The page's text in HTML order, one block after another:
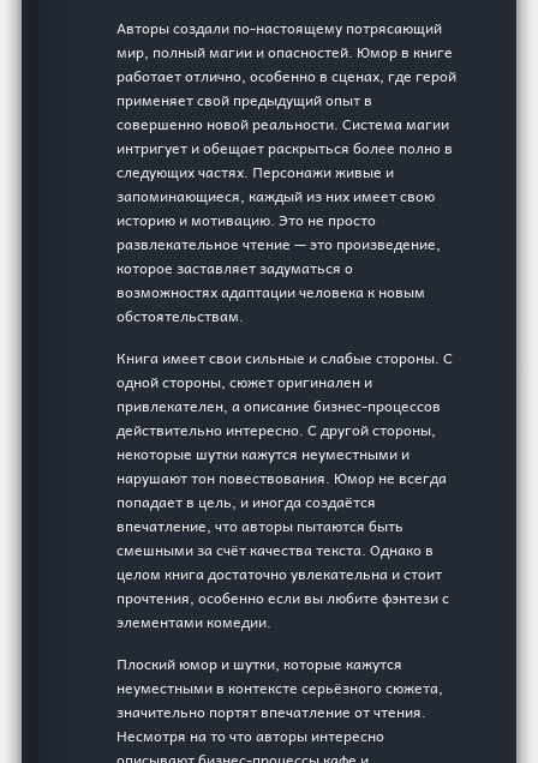
Авторы создали по-настоящему потрясающий
мир, полный магии и опасностей. Юмор в книге
работает отлично, особенно в сценах, где герой
применяет свой предыдущий опыт в
совершенно новой реальности. Система магии
интригует и обещает раскрыться более полно в
следующих частях. Персонажи живые и
запоминающиеся, каждый из них имеет свою
историю и мотивацию. Это не просто
развлекательное чтение — это произведение,
которое заставляет задуматься о
возможностях адаптации человека к новым
обстоятельствам.
Книга имеет свои сильные и слабые стороны. С
одной стороны, сюжет оригинален и
привлекателен, а описание бизнес-процессов
действительно интересно. С другой стороны,
некоторые шутки кажутся неуместными и
нарушают тон повествования. Юмор не всегда
попадает в цель, и иногда создаётся
впечатление, что авторы пытаются быть
смешными за счёт качества текста. Однако в
целом книга достаточно увлекательна и стоит
прочтения, особенно если вы любите фэнтези с
элементами комедии.
Плоский юмор и шутки, которые кажутся
неуместными в контексте серьёзного сюжета,
значительно портят впечатление от чтения.
Несмотря на то что авторы интересно